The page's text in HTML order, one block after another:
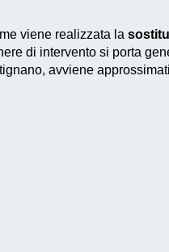
viene realizzata la
di intervento si porta
avviene